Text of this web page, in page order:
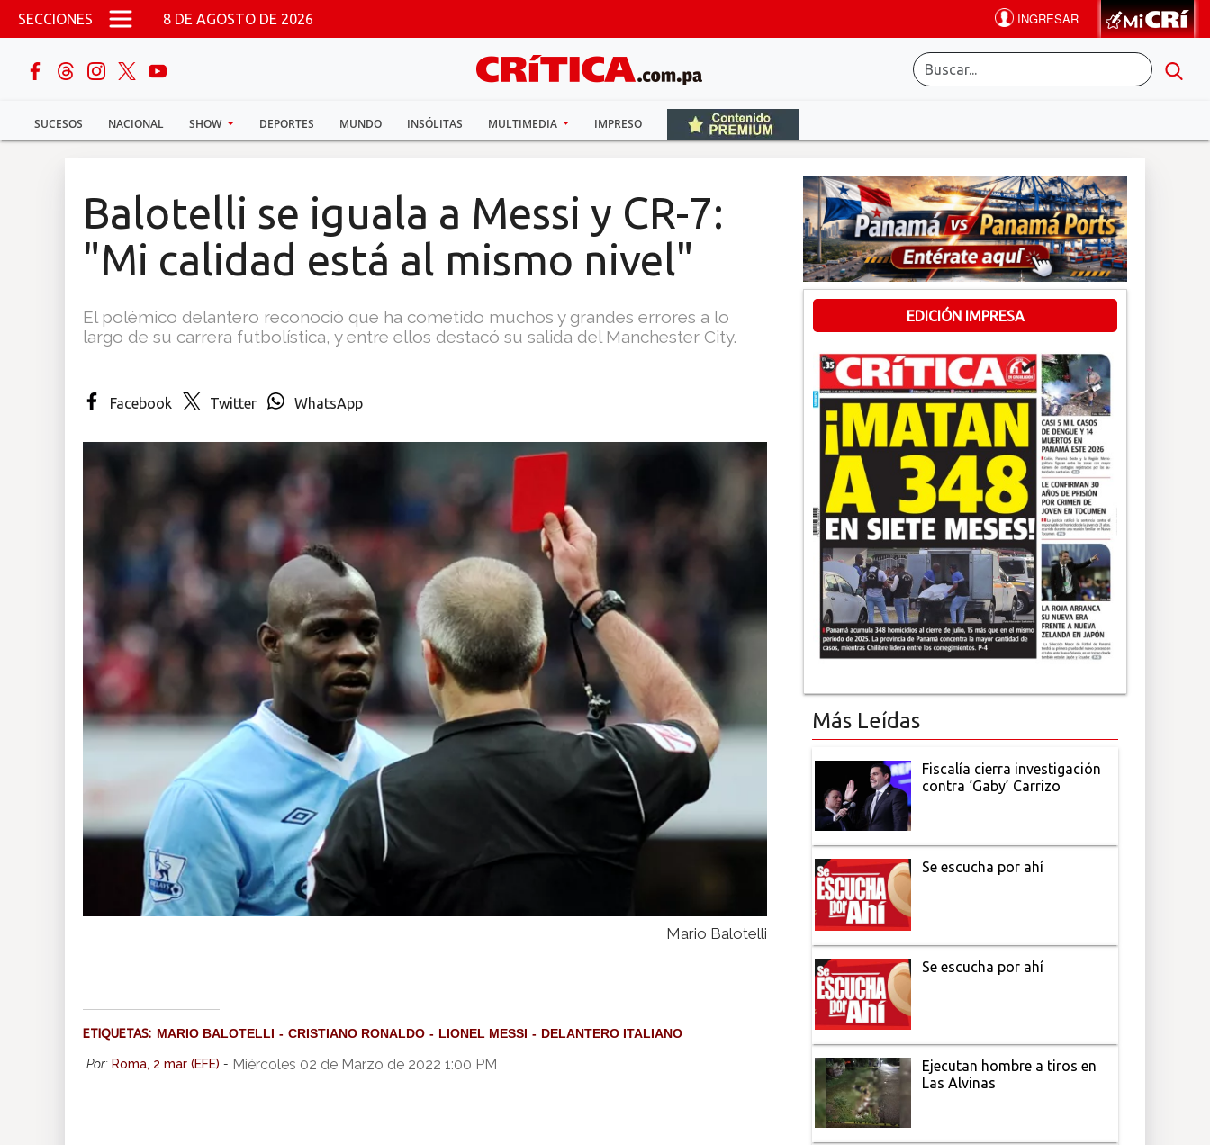
Pasar al contenido principal
SECCIONES 8 DE AGOSTO DE 2026
SUCESOS NACIONAL SHOW DEPORTES MUNDO INSÓLITAS MULTIMEDIA IMPRESO
buscar
Sucesos
Balotelli se iguala a Messi y CR-7:
"Mi calidad está al mismo nivel"
El polémico delantero reconoció que ha cometido muchos y grandes errores a lo
largo de su carrera futbolística, y entre ellos destacó su salida del Manchester City.
Facebook Twitter WhatsApp
Mario Balotelli
ETIQUETAS: MARIO BALOTELLI CRISTIANO RONALDO LIONEL MESSI DELANTERO ITALIANO
Por: Roma, 2 mar (EFE) - Miércoles 02 de Marzo de 2022 1:00 PM
EDICIÓN IMPRESA
Más Leídas
Fiscalía cierra investigación
contra ‘Gaby’ Carrizo
Se escucha por ahí
Se escucha por ahí
Ejecutan hombre a tiros en
Las Alvinas